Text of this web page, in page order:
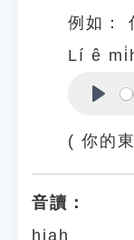
例如：
Lí ê
( 你的
音讀：
hiah